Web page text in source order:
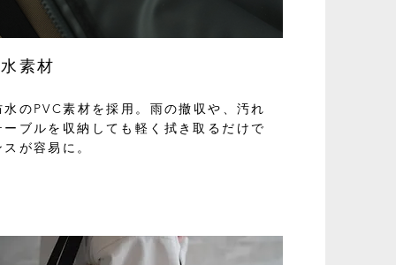
素材
のPVC素材を採用。雨の撤収や、汚れ
ーブルを収納しても軽く拭き取るだけで
が容易に。